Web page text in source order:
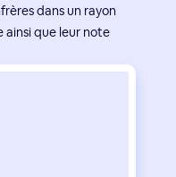
dans un rayon
ainsi que leur note